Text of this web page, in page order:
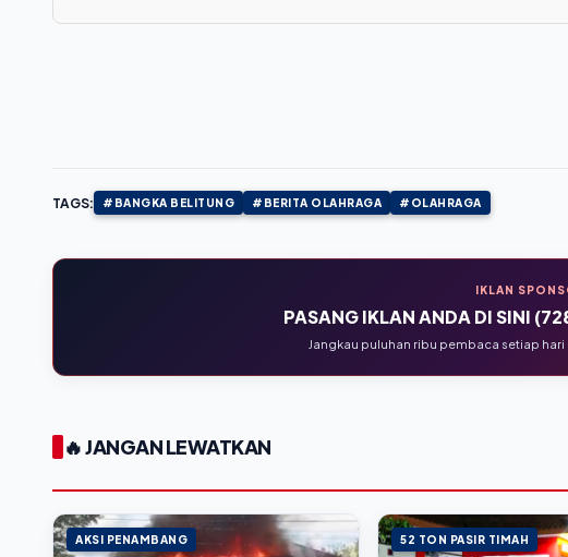
TAGS: #BANGKA BELITUNG #BERITA OLAHRAGA #OLAHRAGA
IKLAN
PASANG IKLAN ANDA DI SINI
Jangkau puluhan ribu pembaca setiap
🔥 JANGAN LEWATKAN
AKSI PENAMBANG 52 TON PASIR TIMAH